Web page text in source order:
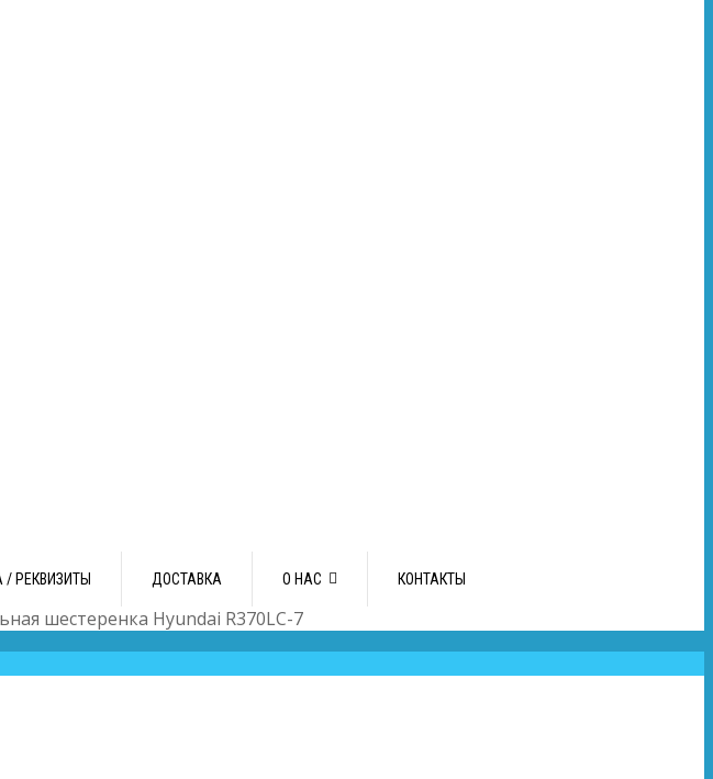
/ РЕКВИЗИТЫ ДОСТАВКА О НАС КОНТАКТЫ
шестеренка Hyundai R370LC-7